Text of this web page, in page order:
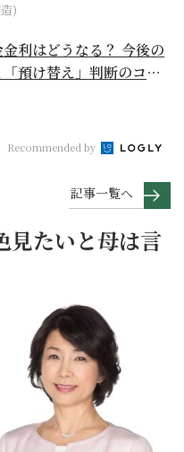
)
利はどうなる？ 今後の
「預け替え」判断のコツ
Recommended by
記事一覧へ
見たいと母は言